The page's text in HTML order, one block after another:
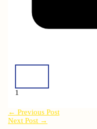
1
← Previous Post
Next Post →